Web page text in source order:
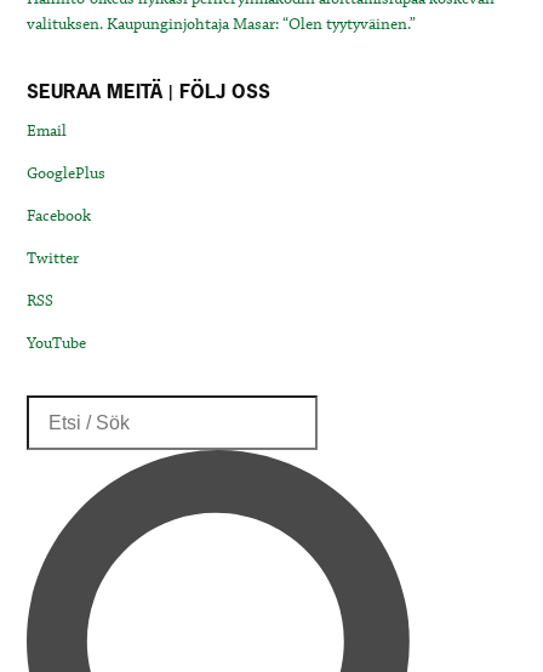
valituksen. Kaupunginjohtaja Masar: “Olen tyytyväinen.”
SEURAA MEITÄ | FÖLJ OSS
Email
GooglePlus
Facebook
Twitter
RSS
YouTube